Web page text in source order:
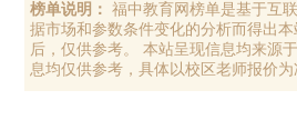
榜单说明：
福中教育网榜单是基于互
据市场和参数条件变化的分析而得出
后，仅供参考。 本站呈现信息均来源
息均仅供参考，具体以校区老师报价为